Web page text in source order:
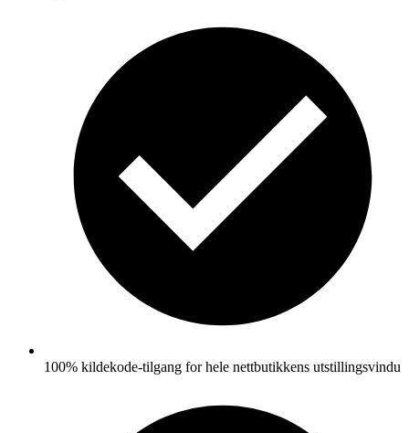
100% kildekode-tilgang for hele nettbutikkens utstillingsvindu